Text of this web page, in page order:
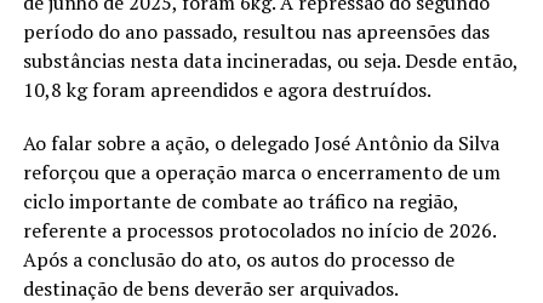
período do ano passado, resultou nas apreensões das
substâncias nesta data incineradas, ou seja. Desde então,
10,8 kg foram apreendidos e agora destruídos.
Ao falar sobre a ação, o delegado José Antônio da Silva
reforçou que a operação marca o encerramento de um
ciclo importante de combate ao tráfico na região,
referente a processos protocolados no início de 2026.
Após a conclusão do ato, os autos do processo de
destinação de bens deverão ser arquivados.